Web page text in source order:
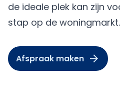
de ideale plek kan zijn
stap op de woningmarkt.
Afspraak maken